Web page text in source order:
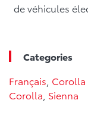
de véhicules
Categories
Français Corolla
Corolla Sienna